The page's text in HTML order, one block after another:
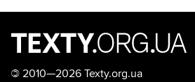
© 2010—2026 Texty.org.ua